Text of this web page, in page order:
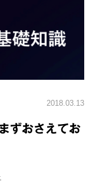
2018.03.13
ずおさえてお